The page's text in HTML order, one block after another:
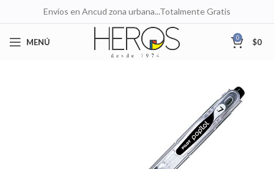
Envíos en Ancud zona urbana...Totalmente Gratis
MENÚ 0 $0